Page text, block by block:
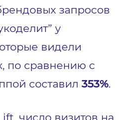
запросов
у
видели
по сравнению с
составил 353%.
число визитов на